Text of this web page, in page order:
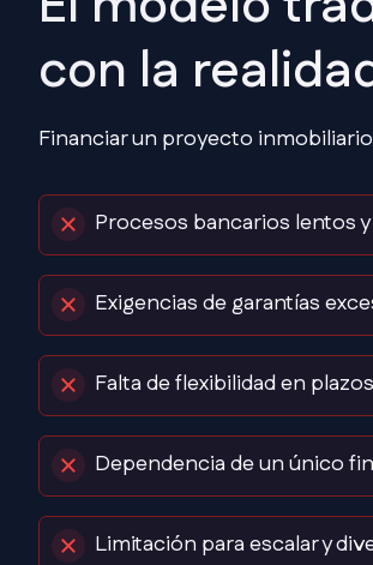
con la
Financiar un proyecto
Procesos bancarios lentos
Exigencias de garantías
Falta de flexibilidad en
Dependencia de un único
Limitación para escalar y